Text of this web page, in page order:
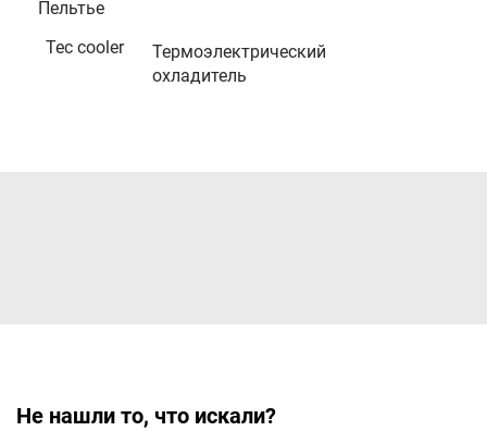
Пельтье
Tec cooler
Термоэлектрический
охладитель
Не нашли то, что искали?